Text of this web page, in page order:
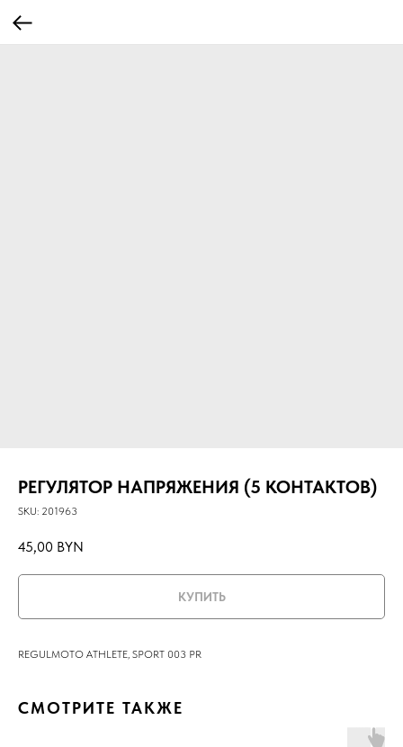
РЕГУЛЯТОР НАПРЯЖЕНИЯ (5 КОНТАКТОВ)
SKU: 201963
45,00 BYN
КУПИТЬ
REGULMOTO ATHLETE, SPORT 003 PR
СМОТРИТЕ ТАКЖЕ